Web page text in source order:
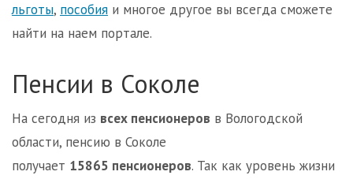
льготы, пособия и многое другое вы всегда сможете
найти на наем портале.
Пенсии в Соколе
На сегодня из всех пенсионеров в Вологодской
области, пенсию в Соколе
получает 15865 пенсионеров. Так как уровень жизни